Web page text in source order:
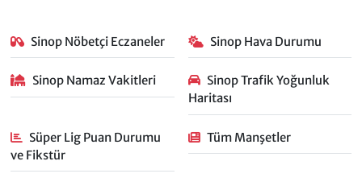
Sinop Nöbetçi Eczaneler Sinop Hava Durumu
Sinop Namaz Vakitleri
Sinop Trafik Yoğunluk
Haritası
Süper Lig Puan Durumu
ve Fikstür
Tüm Manşetler